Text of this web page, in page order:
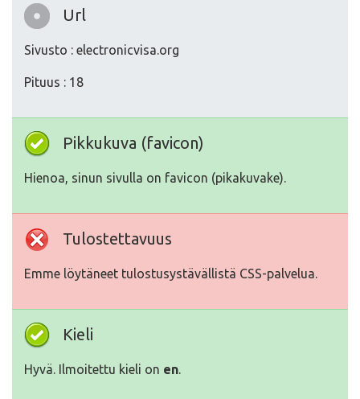
Url
Sivusto : electronicvisa.org
Pituus : 18
Pikkukuva (favicon)
Hienoa, sinun sivulla on favicon (pikakuvake).
Tulostettavuus
Emme löytäneet tulostusystävällistä CSS-palvelua.
Kieli
Hyvä. Ilmoitettu kieli on en.